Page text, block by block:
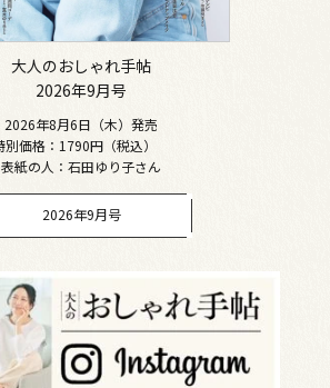
大人のおしゃれ手帖
2026年9月号
2026年8月6日（木）発売
別価格：1790円（税込）
表紙の人：石田ゆり子さん
2026年9月号